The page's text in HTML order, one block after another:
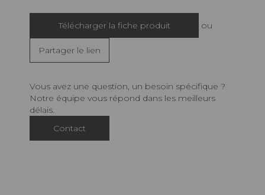
Télécharger la fiche produit ou
Partager le lien
Vous avez une question, un besoin spécifique ?
Notre équipe vous répond dans les meilleurs
délais.
Contact